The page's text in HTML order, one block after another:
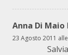
Anna Di Maio
23 Agosto 2011